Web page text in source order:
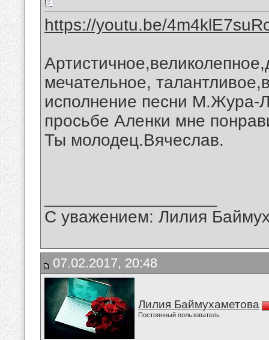
https://youtu.be/
мечательное,
исполнение песни М.Жура-
просьбе Аленки мне
Ты молодец.Вячеслав.
С уважением: Лилия
07.02.2017, 20:48
Лилия Баймухаметова
Постоянный пользователь